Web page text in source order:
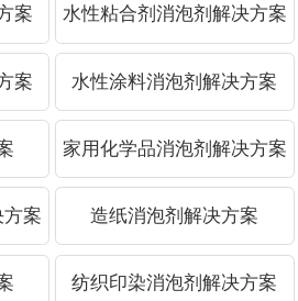
案 水性粘合剂消泡剂解决方案
案 水性涂料消泡剂解决方案
家用化学品消泡剂解决方案
案 造纸消泡剂解决方案
纺织印染消泡剂解决方案